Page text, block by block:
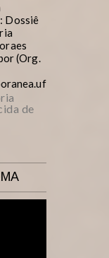
Dossiê
(Org.
de